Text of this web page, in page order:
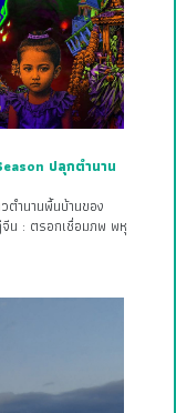
ปลุกตำนาน
ตำนานพื้นบ้านของ
จีน : ตรอกเชื่อมภพ พหุ